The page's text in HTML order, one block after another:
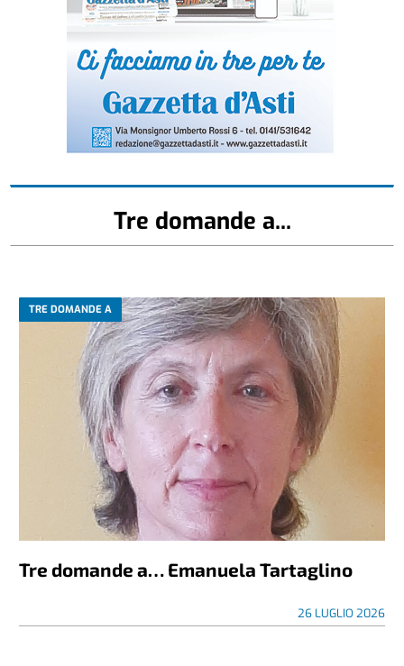
Tre domande a...
TRE DOMANDE A
Tre domande a… Emanuela Tartaglino
26 LUGLIO 2026